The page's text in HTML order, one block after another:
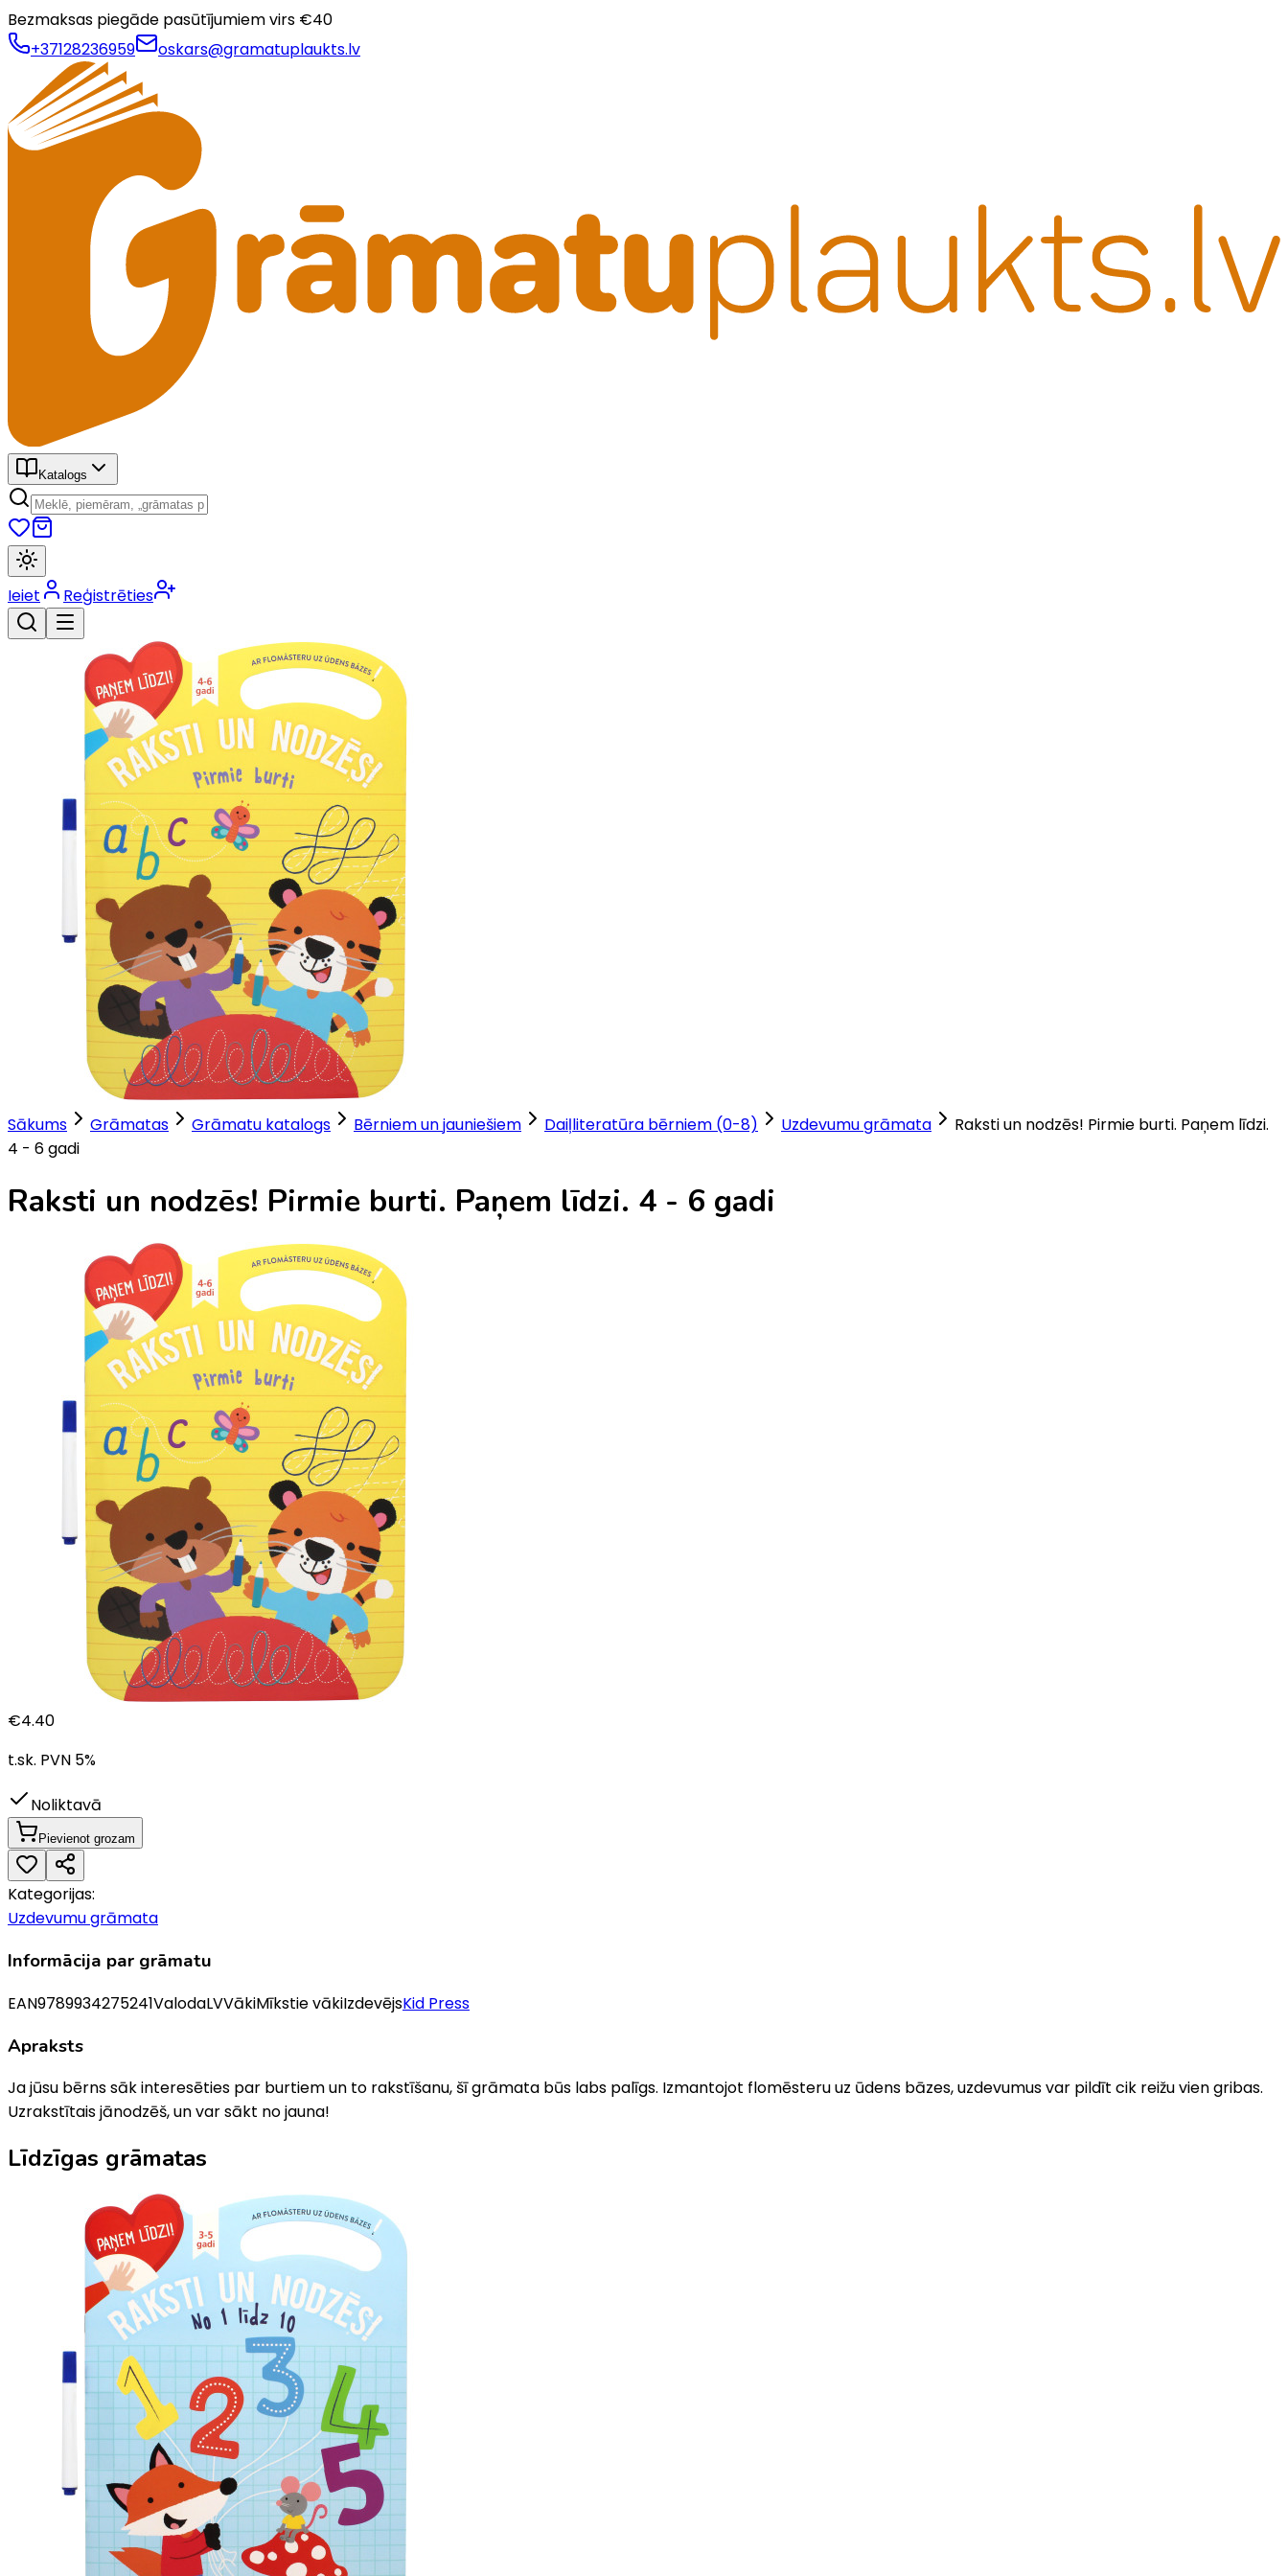
Bezmaksas piegāde pasūtījumiem virs €40
+37128236959
oskars@gramatuplaukts.lv
Katalogs
Ieiet Reģistrēties
Sākums Grāmatas Grāmatu katalogs Bērniem un jauniešiem Daiļliteratūra bērniem (0-8) Uzdevumu grāmata
Raksti un nodzēs! Pirmie burti. Paņem līdzi.
4 - 6 gadi
Raksti un nodzēs! Pirmie burti. Paņem līdzi. 4 - 6 gadi
€4.40
t.sk. PVN 5%
Noliktavā
Pievienot grozam
Kategorijas:
Uzdevumu grāmata
Informācija par grāmatu
EAN9789934275241ValodaLVVākiMīkstie vākiIzdevējsKid Press
Apraksts
Ja jūsu bērns sāk interesēties par burtiem un to rakstīšanu, šī grāmata būs labs palīgs. Izmantojot flomēsteru uz ūdens bāzes, uzdevumus var pildīt cik reižu vien gribas.
Uzrakstītais jānodzēš, un var sākt no jauna!
Līdzīgas grāmatas